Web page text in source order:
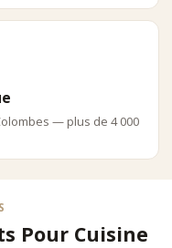
— plus de 4 000
Pour Cuisine